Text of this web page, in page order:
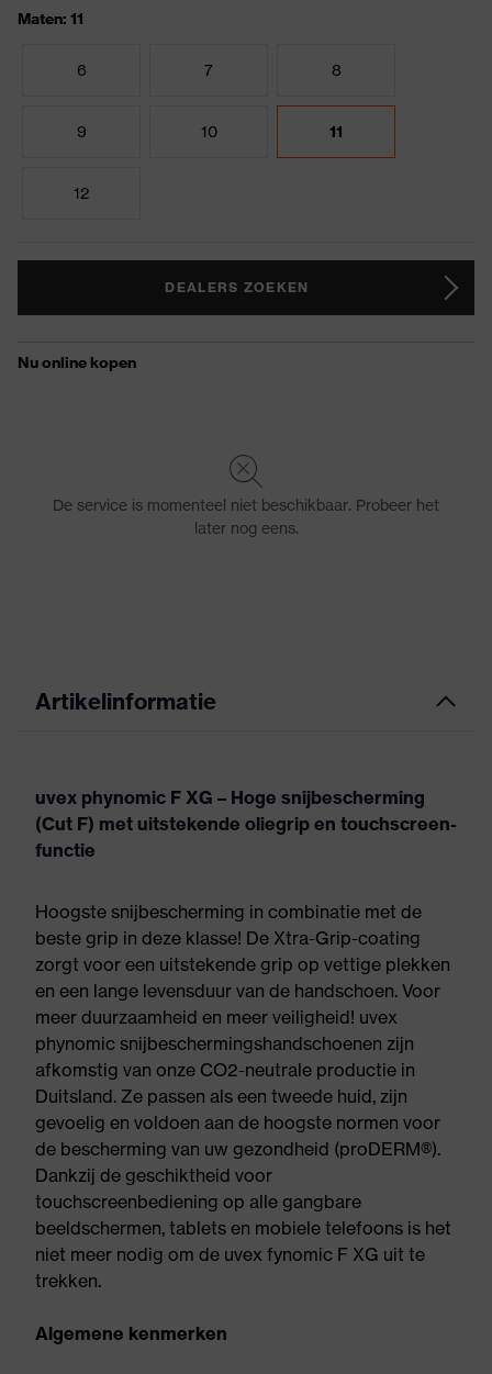
Maten: 11
6 7 8
9 10 11
12
DEALERS ZOEKEN
Artikelinformatie
uvex phynomic F XG – Hoge snijbescherming
(Cut F) met uitstekende oliegrip en touchscreen-
functie
Hoogste snijbescherming in combinatie met de
beste grip in deze klasse! De Xtra-Grip-coating
zorgt voor een uitstekende grip op vettige plekken
en een lange levensduur van de handschoen. Voor
meer duurzaamheid en meer veiligheid! uvex
phynomic snijbeschermingshandschoenen zijn
afkomstig van onze CO2-neutrale productie in
Duitsland. Ze passen als een tweede huid, zijn
gevoelig en voldoen aan de hoogste normen voor
de bescherming van uw gezondheid (proDERM®).
Dankzij de geschiktheid voor
touchscreenbediening op alle gangbare
beeldschermen, tablets en mobiele telefoons is het
niet meer nodig om de uvex fynomic F XG uit te
trekken.
Algemene kenmerken